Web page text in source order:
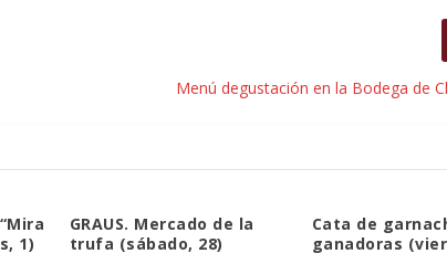
Menú degustación en la Bodega de
1)
GRAUS. Mercado de la
trufa (sábado, 28)
Cata de
ganadoras